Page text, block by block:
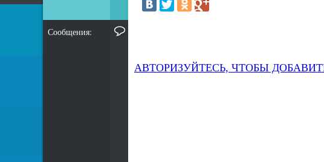
Сообщения:
АВТОРИЗУЙТЕСЬ, ЧТОБЫ